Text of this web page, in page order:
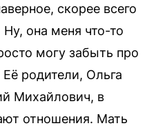
скорее всего
она меня что-то
могу забыть про
родители, Ольга
Михайлович, в
отношения. Мать